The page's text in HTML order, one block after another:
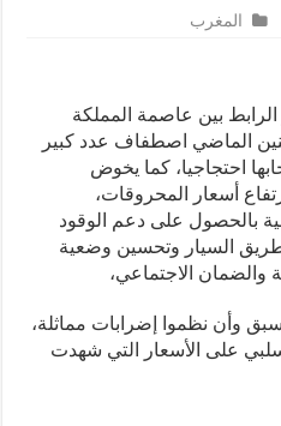
المغرب
بين عاصمة المملكة
الماضي اصطفاف عدد كبير
كما يخوض
المحروقات،
على دعم الوقود
وتحسين وضعية
الاجتماعي،
نظموا إضرابات مماثلة،
الأسعار التي شهدت